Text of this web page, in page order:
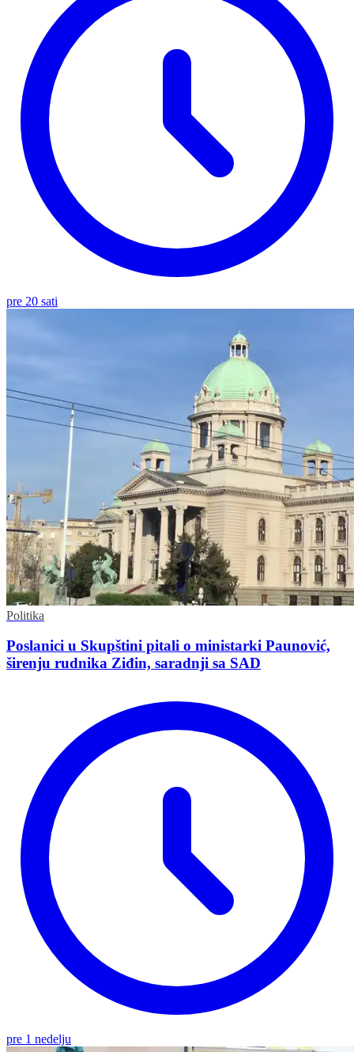
pre 20 sati
Politika
Poslanici u Skupštini pitali o ministarki Paunović,
širenju rudnika Ziđin, saradnji sa SAD
pre 1 nedelju